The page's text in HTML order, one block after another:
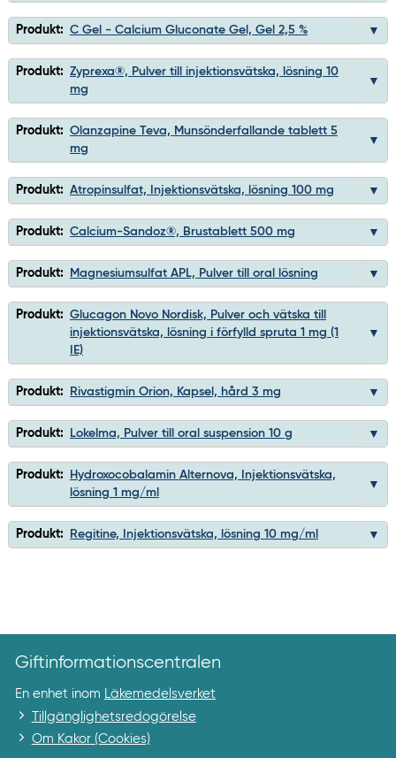
Produkt: C Gel - Calcium Gluconate Gel, Gel 2,5 %
Produkt: Zyprexa®, Pulver till injektionsvätska, lösning 10
mg
Produkt: Olanzapine Teva, Munsönderfallande tablett 5
mg
Produkt: Atropinsulfat, Injektionsvätska, lösning 100 mg
Produkt: Calcium-Sandoz®, Brustablett 500 mg
Produkt: Magnesiumsulfat APL, Pulver till oral lösning
Produkt: Glucagon Novo Nordisk, Pulver och vätska till
injektionsvätska, lösning i förfylld spruta 1 mg (1
IE)
Produkt: Rivastigmin Orion, Kapsel, hård 3 mg
Produkt: Lokelma, Pulver till oral suspension 10 g
Produkt:
Hydroxocobalamin Alternova, Injektionsvätska,
lösning 1 mg/ml
Produkt: Regitine, Injektionsvätska, lösning 10 mg/ml
Giftinformationscentralen
En enhet inom Läkemedelsverket
Tillgänglighetsredogörelse
Om Kakor (Cookies)